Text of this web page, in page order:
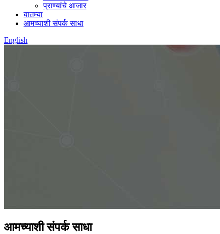
प्राण्यांचे आजार
बातम्या
आमच्याशी संपर्क साधा
English
आमच्याशी संपर्क साधा